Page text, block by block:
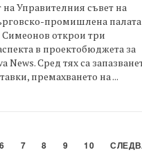
Управителния съвет на
промишлена палата
открои три
в проектобюджета за
News. Сред тях са
премахването на ...
6 7 8 9 10